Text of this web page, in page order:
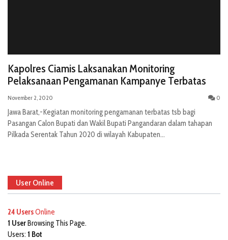
Kapolres Ciamis Laksanakan Monitoring
Pelaksanaan Pengamanan Kampanye Terbatas
November 2, 2020 0
Jawa Barat,-Kegiatan monitoring pengamanan terbatas tsb bagi
Pasangan Calon Bupati dan Wakil Bupati Pangandaran dalam tahapan
Pilkada Serentak Tahun 2020 di wilayah Kabupaten...
User Online
24 UsersOnline
1 UserBrowsing This Page.
Users: 1 Bot